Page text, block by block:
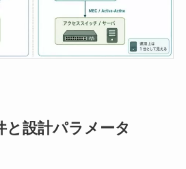
と設計パラメータ